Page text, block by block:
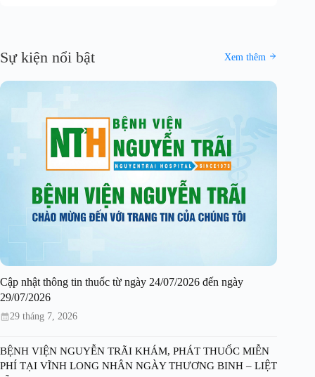
Sự kiện nổi bật Xem thêm
Cập nhật thông tin thuốc từ ngày 24/07/2026 đến ngày
29/07/2026
29 tháng 7, 2026
BỆNH VIỆN NGUYỄN TRÃI KHÁM, PHÁT THUỐC MIỄN
PHÍ TẠI VĨNH LONG NHÂN NGÀY THƯƠNG BINH – LIỆT